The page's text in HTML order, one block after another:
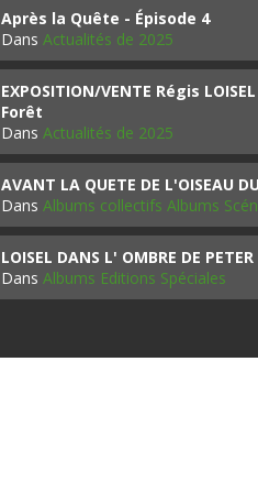
Après la Quête - Épisode 4
Dans Actualités de 2025
EXPOSITION/VENTE Régis
Forêt
Dans Actualités de 2025
AVANT LA QUETE DE L'OISEAU
Dans Albums collectifs Albums
LOISEL DANS L' OMBRE DE
Dans Albums Editions Spéciales